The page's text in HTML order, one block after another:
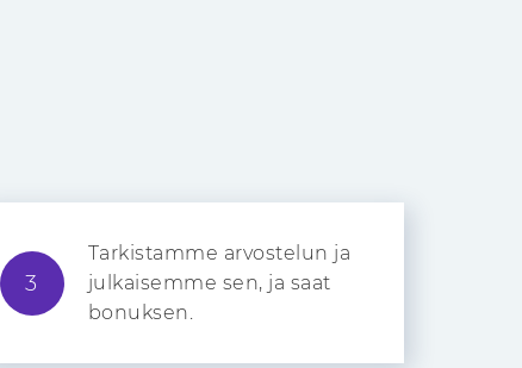
3
Tarkistamme arvostelun ja
julkaisemme sen, ja saat
bonuksen.